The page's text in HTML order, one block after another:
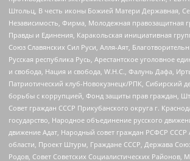
Штольц, В честь иконы Божией Матери Державная,
Независимость, Фирма, Молодежная правозащитная
Правды и Единения, Каракольская инициативная
Союз Славянских Сил Руси, Алля-Аят,
Русская республика Русь, Арестантское уголовное
и свобода, Нация и свобода, W.H.С., Фалунь Дафа,
Патриотический клуб-Новокузнецк/РПК, Сибирский
борьбы с коррупцией, Фонд защиты прав граждан,
Совет граждан СССР Прикубанского округа г.
государство, Народное объединение русского
движение Адат, Народный совет граждан РСФСР СССР
области, Проект Штурм, Граждане СССР, Держава
Родов, Совет Советских Социалистических Районов,